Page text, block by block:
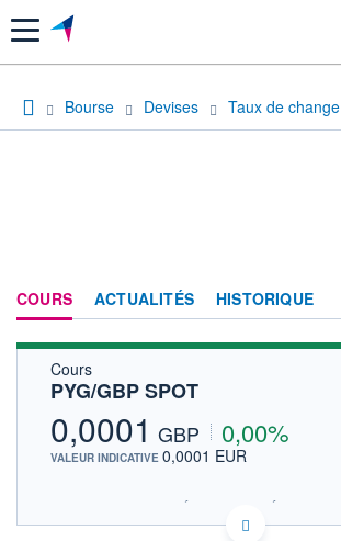
Menu
Bourse Devises Taux de change
COURS ACTUALITÉS HISTORIQUE
Cours
PYG/GBP SPOT
0,0001 GBP 0,00%
VALEUR INDICATIVE 0,0001 EUR
SIX - FOREX 2 DONNÉES TEMPS RÉEL
Politique d'exécution